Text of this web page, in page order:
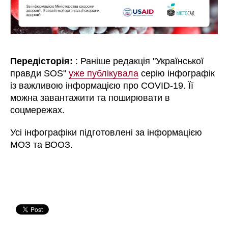
Передісторія: : Раніше редакція "Української
правди SOS"уже публікувала серію інфографік
із важливою інформацією про COVID-19. Її
можна завантажити та поширювати в
соцмережах.
Усі інфографіки підготовлені за інформацією
МОЗ та ВООЗ.